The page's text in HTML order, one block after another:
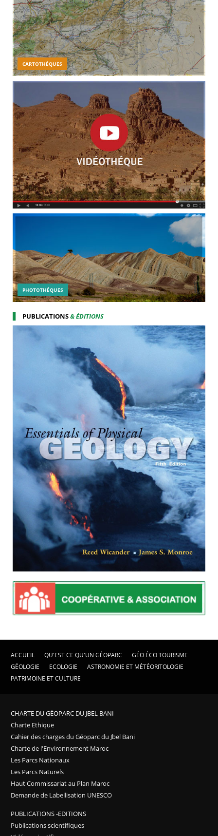
CARTOTHÉQUES
PHOTOTHÉQUES
PUBLICATIONS& ÉDITIONS
ACCUEIL QU'EST CE QU'UN GÉOPARC
GÉO ÉCO TOURISME
GÉOLOGIE
ECOLOGIE
ASTRONOMIE ET MÉTÉORITOLOGIE
PATRIMOINE ET CULTURE
CHARTE DU GÉOPARC DU JBEL BANI
Charte Ethique
Cahier des charges du Géoparc du Jbel Bani
Charte de l'Environnement Maroc
Les Parcs Nationaux
Les Parcs Naturels
Haut Commissariat au Plan Maroc
Demande de Labellisation UNESCO
PUBLICATIONS -EDITIONS
Publications scientifiques